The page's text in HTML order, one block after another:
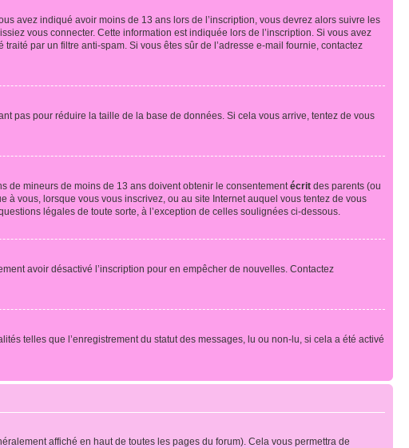
avez indiqué avoir moins de 13 ans lors de l’inscription, vous devrez alors suivre les
vous connecter. Cette information est indiquée lors de l’inscription. Si vous avez
par un filtre anti-spam. Si vous êtes sûr de l’adresse e-mail fournie, contactez
pas pour réduire la taille de la base de données. Si cela vous arrive, tentez de vous
de mineurs de moins de 13 ans doivent obtenir le consentementécrit des parents (ou
à vous, lorsque vous vous inscrivez, ou au site Internet auquel vous tentez de vous
légales de toute sorte, à l’exception de celles soulignées ci-dessous.
avoir désactivé l’inscription pour en empêcher de nouvelles. Contactez
telles que l’enregistrement du statut des messages, lu ou non-lu, si cela a été activé
affiché en haut de toutes les pages du forum). Cela vous permettra de